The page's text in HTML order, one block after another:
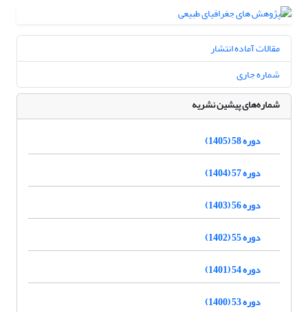
مقالات آماده انتشار
شماره جاری
شماره‌های پیشین نشریه
دوره 58 (1405)
دوره 57 (1404)
دوره 56 (1403)
دوره 55 (1402)
دوره 54 (1401)
دوره 53 (1400)